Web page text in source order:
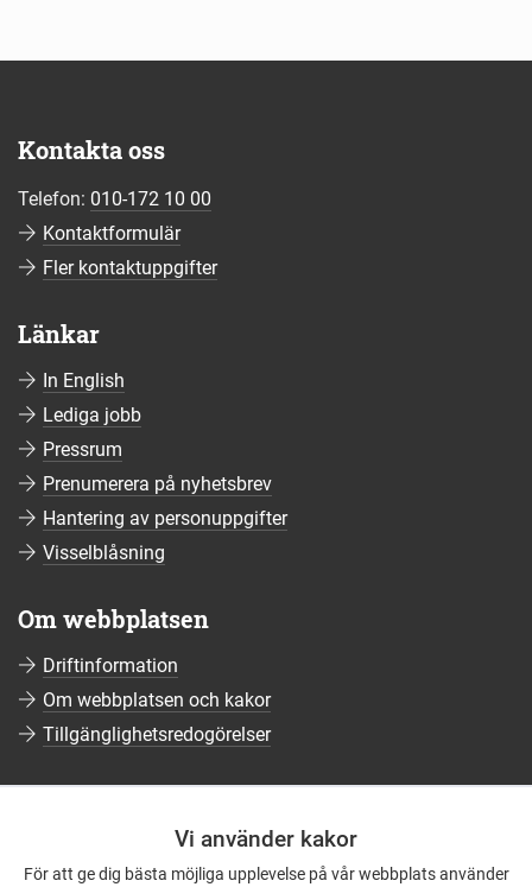
Vi använder kakor
För att ge dig bästa möjliga upplevelse på vår webbplats använder
Kontakta oss
Telefon: 010-172 10 00
Kontaktformulär
Fler kontaktuppgifter
Länkar
In English
Lediga jobb
Pressrum
Prenumerera på nyhetsbrev
Hantering av personuppgifter
Visselblåsning
Om webbplatsen
Driftinformation
Om webbplatsen och kakor
Tillgänglighetsredogörelser
Följ oss på Facebook
Följ oss på Instagram